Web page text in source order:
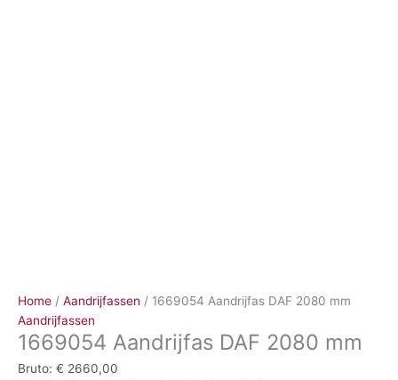
Home / Aandrijfassen / 1669054 Aandrijfas DAF 2080 mm
Aandrijfassen
1669054 Aandrijfas DAF 2080 mm
Bruto: € 2660,00